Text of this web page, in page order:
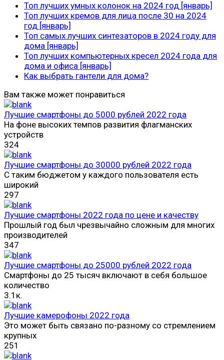
Топ лучших умных колонок на 2024 год [январь]
Топ лучших кремов для лица после 30 на 2024
год [январь]
Топ самых лучших синтезаторов в 2024 году для
дома [январь]
Топ лучших компьютерных кресел 2024 года для
дома и офиса [январь]
Как выбрать гантели для дома?
Вам также может понравиться
Лучшие смартфоны до 5000 рублей 2022 года
На фоне высоких темпов развития флагманских
устройств
324
Лучшие смартфоны до 30000 рублей 2022 года
С таким бюджетом у каждого пользователя есть
широкий
297
Лучшие смартфоны 2022 года по цене и качеству
Прошлый год был чрезвычайно сложным для многих
производителей
347
Лучшие смартфоны до 25000 рублей 2022 года
Смартфоны до 25 тысяч включают в себя большое
количество
3.1к.
Лучшие камерофоны 2022 года
Это может быть связано по-разному со стремлением
крупных
251